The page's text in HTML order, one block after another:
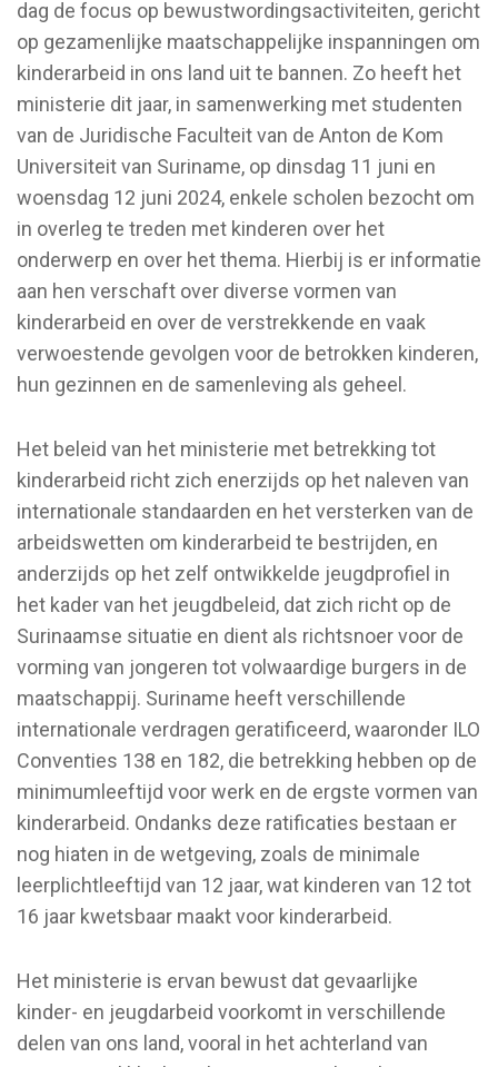
dag de focus op bewustwordingsactiviteiten, gericht
op gezamenlijke maatschappelijke inspanningen om
kinderarbeid in ons land uit te bannen. Zo heeft het
ministerie dit jaar, in samenwerking met studenten
van de Juridische Faculteit van de Anton de Kom
Universiteit van Suriname, op dinsdag 11 juni en
woensdag 12 juni 2024, enkele scholen bezocht om
in overleg te treden met kinderen over het
onderwerp en over het thema. Hierbij is er informatie
aan hen verschaft over diverse vormen van
kinderarbeid en over de verstrekkende en vaak
verwoestende gevolgen voor de betrokken kinderen,
hun gezinnen en de samenleving als geheel.
Het beleid van het ministerie met betrekking tot
kinderarbeid richt zich enerzijds op het naleven van
internationale standaarden en het versterken van de
arbeidswetten om kinderarbeid te bestrijden, en
anderzijds op het zelf ontwikkelde jeugdprofiel in
het kader van het jeugdbeleid, dat zich richt op de
Surinaamse situatie en dient als richtsnoer voor de
vorming van jongeren tot volwaardige burgers in de
maatschappij. Suriname heeft verschillende
internationale verdragen geratificeerd, waaronder ILO
Conventies 138 en 182, die betrekking hebben op de
minimumleeftijd voor werk en de ergste vormen van
kinderarbeid. Ondanks deze ratificaties bestaan er
nog hiaten in de wetgeving, zoals de minimale
leerplichtleeftijd van 12 jaar, wat kinderen van 12 tot
16 jaar kwetsbaar maakt voor kinderarbeid.
Het ministerie is ervan bewust dat gevaarlijke
kinder- en jeugdarbeid voorkomt in verschillende
delen van ons land, vooral in het achterland van